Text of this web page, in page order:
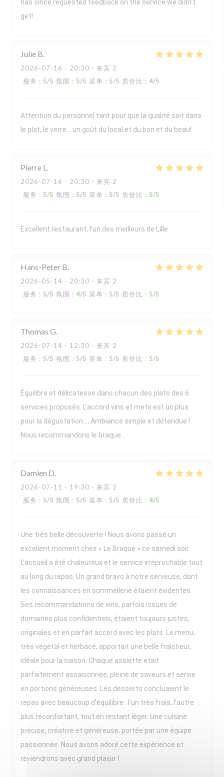
has since requested feedback on the service we didn't
get!
Julie B
2026-07-16 - 20:30 - 来宾 2
服务 : 5/5 氛围 : 5/5 菜单 : 5/5 质价比 : 4/5
Attention du personnel tant pour que la qualité soit dans
le plat, le verre… un goût du local et du bon et du beau!
Pierre L
2026-07-16 - 20:30 - 来宾 2
服务 : 5/5 氛围 : 5/5 菜单 : 5/5 质价比 : 5/5
Excellent restaurant, l’un des meilleurs de Lille
Hans-Peter B
2026-05-14 - 20:30 - 来宾 2
服务 : 5/5 氛围 : 4/5 菜单 : 5/5 质价比 : 5/5
Thomas G
2026-07-14 - 12:30 - 来宾 2
服务 : 5/5 氛围 : 5/5 菜单 : 5/5 质价比 : 5/5
Équilibre et délicatesse dans chacun des plats des 6
services proposés. L’accord vins et mets est un plus
pour la dégustation…. Ambiance simple et détendue !
Nous recommandons le braque…
Damien D
2026-07-11 - 19:30 - 来宾 2
服务 : 5/5 氛围 : 5/5 菜单 : 5/5 质价比 : 4/5
Une très belle découverte ! Nous avons passé un
excellent moment chez « Le Braque » ce samedi soir.
L’accueil a été chaleureux et le service irréprochable tout
au long du repas. Un grand bravo à notre serveuse, dont
les connaissances en sommellerie étaient évidentes.
Ses recommandations de vins, parfois issues de
domaines plus confidentiels, étaient toujours justes,
originales et en parfait accord avec les plats. Le menu,
très végétal et herbacé, apportait une belle fraîcheur,
idéale pour la saison. Chaque assiette était
parfaitement assaisonnée, pleine de saveurs et servie
en portions généreuses. Les desserts concluaient le
repas avec beaucoup d’équilibre : l’un très frais, l’autre
plus réconfortant, tout en restant léger. Une cuisine
précise, créative et généreuse, portée par une équipe
passionnée. Nous avons adoré cette expérience et
reviendrons avec grand plaisir !